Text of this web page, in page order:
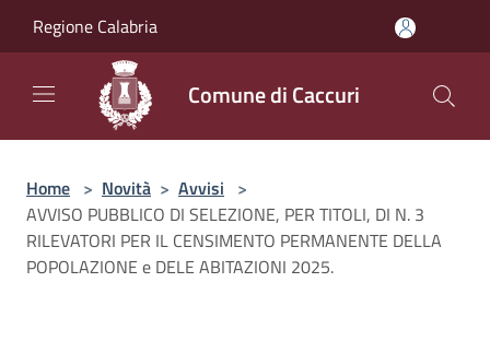
Regione Calabria
Comune di Caccuri
Home > Novità > Avvisi >
AVVISO PUBBLICO DI SELEZIONE, PER TITOLI, DI N. 3
RILEVATORI PER IL CENSIMENTO PERMANENTE DELLA
POPOLAZIONE e DELE ABITAZIONI 2025.